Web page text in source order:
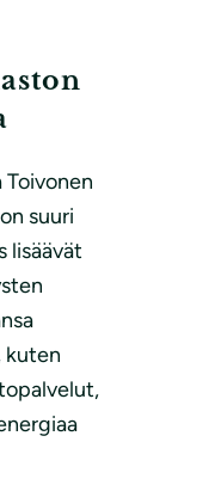
suuri
lisäävät
kuten